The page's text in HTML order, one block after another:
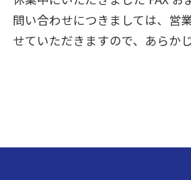
問い合わせにつきましては、営
せていただきますので、あらか